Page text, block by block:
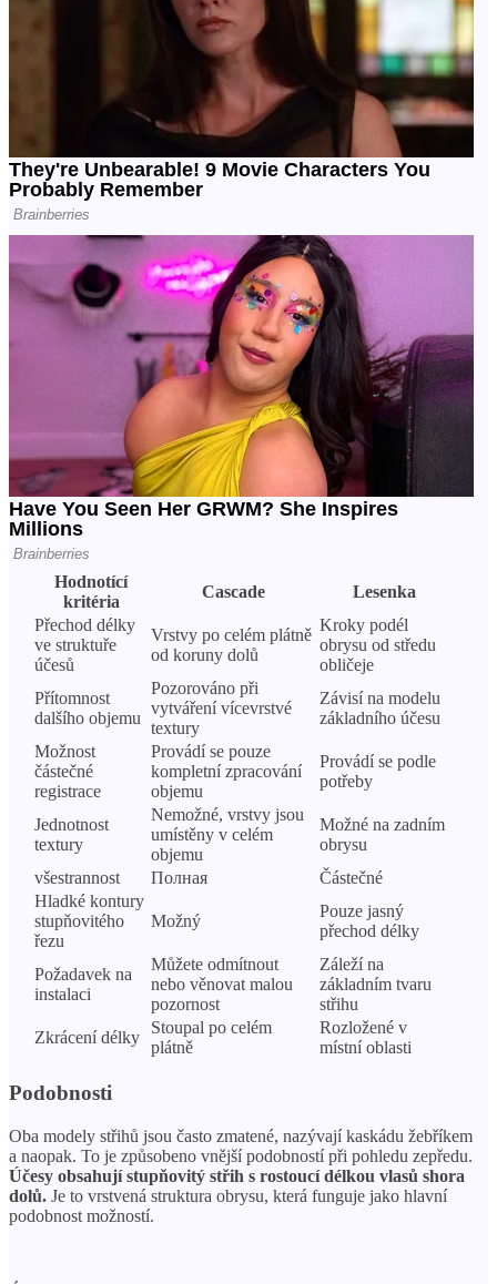
Hodnotící
kritéria
Cascade
Lesenka
Přechod délky
ve struktuře
účesů
Vrstvy po celém plátně
od koruny dolů
Kroky podél
obrysu od středu
obličeje
Přítomnost
dalšího objemu
Pozorováno při
vytváření vícevrstvé
textury
Závisí na modelu
základního účesu
Možnost
částečné
registrace
Provádí se pouze
kompletní zpracování
objemu
Provádí se podle
potřeby
Jednotnost
textury
Nemožné, vrstvy jsou
umístěny v celém
objemu
Možné na zadním
obrysu
všestrannost
Полная
Částečné
Hladké kontury
stupňovitého
řezu
Možný
Pouze jasný
přechod délky
Požadavek na
instalaci
Můžete odmítnout
nebo věnovat malou
pozornost
Záleží na
základním tvaru
střihu
Zkrácení délky
Stoupal po celém
plátně
Rozložené v
místní oblasti
Podobnosti
Oba modely střihů jsou často zmatené, nazývají kaskádu žebříkem
a naopak. To je způsobeno vnější podobností při pohledu zepředu.
Účesy obsahují stupňovitý střih s rostoucí délkou vlasů shora
dolů. Je to vrstvená struktura obrysu, která funguje jako hlavní
podobnost možností.